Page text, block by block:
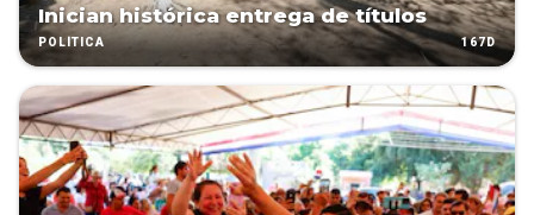
Inician histórica entrega de títulos
POLÍTICA 167D